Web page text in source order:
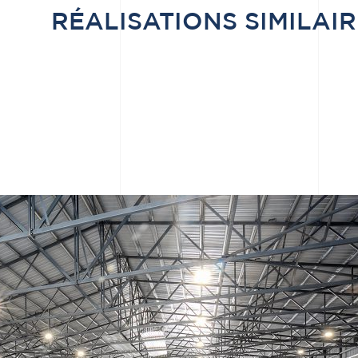
RÉALISATIONS